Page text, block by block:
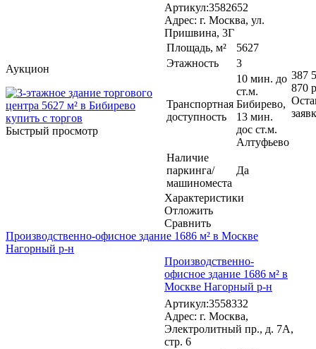
Аукцион
Быстрый просмотр
Артикул:3582652
Адрес: г. Москва, ул.
Пришвина, 3Г
Площадь, м²
5627
Этажность
3
Транспортная
доступность
10 мин. до
ст.м.
Бибирево,
13 мин.
дос ст.м.
Алтуфьево
Наличие
паркинга/
машиноместа
Да
Характеристики
Отложить
Сравнить
387
870
Производственно-офисное здание 1686 м² в Москве
Нагорный р-н
Производственно-
офисное здание 1686 м² в
Москве Нагорный р-н
Артикул:3558332
Адрес: г. Москва,
Электролитный пр., д. 7А,
стр. 6